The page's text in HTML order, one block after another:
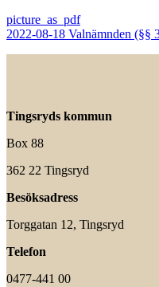
2022-08-18 Valnämnden (§§
Tingsryds kommun
Box 88
362 22 Tingsryd
Besöksadress
Torggatan 12, Tingsryd
Telefon
0477-441 00